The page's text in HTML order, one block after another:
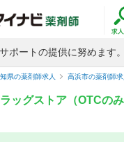
ポートの提供に努めます。
県の薬剤師求人 高浜市の薬剤師求
ッグストア（OTCの